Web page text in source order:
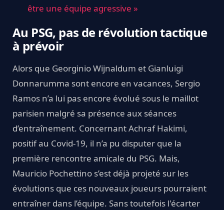
être une équipe agressive »
Au PSG, pas de révolution tactique
à prévoir
Alors que Georginio Wijnaldum et Gianluigi
Donnarumma sont encore en vacances, Sergio
Ramos n’a lui pas encore évolué sous le maillot
parisien malgré sa présence aux séances
d’entraînement. Concernant Achraf Hakimi,
positif au Covid-19, il n’a pu disputer que la
première rencontre amicale du PSG. Mais,
Mauricio Pochettino s’est déjà projeté sur les
évolutions que ces nouveaux joueurs pourraient
entraîner dans l’équipe. Sans toutefois l'écarter